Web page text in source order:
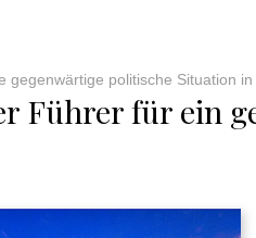
gegenwärtige politische Situation in
Führer für ein